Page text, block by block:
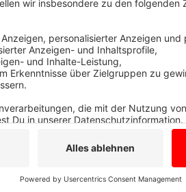
So soll an der Kreuzung B70/
B70/Doornte/ Tankstelle Dieks in
werden, dass Linksabbieger dort
Anzeige